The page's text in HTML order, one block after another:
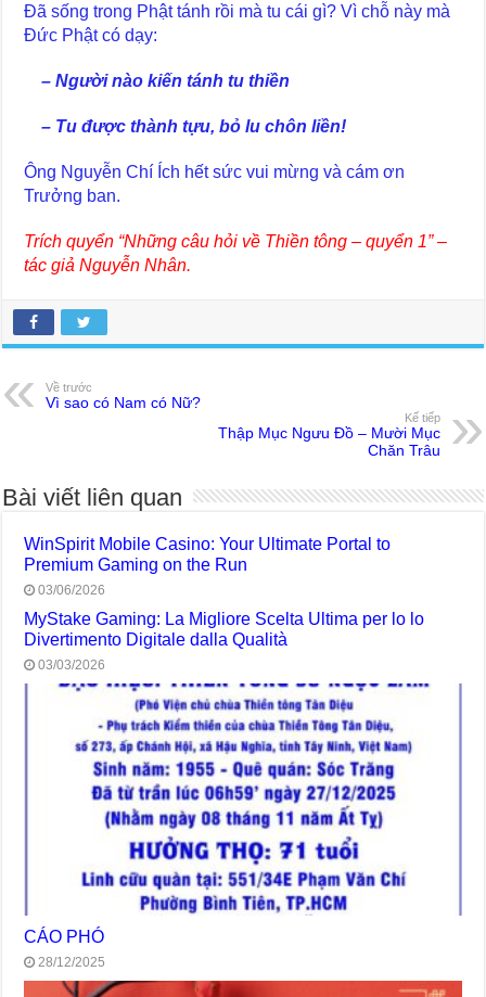
Đã sống trong Phật tánh rồi mà tu cái gì? Vì chỗ này mà
Đức Phật có dạy:
– Người nào kiến tánh tu thiền
– Tu được thành tựu, bỏ lu chôn liền!
Ông Nguyễn Chí Ích hết sức vui mừng và cám ơn
Trưởng ban.
Trích quyển “Những câu hỏi về Thiền tông – quyển 1” –
tác giả Nguyễn Nhân.
Về trước
Vì sao có Nam có Nữ?
Kế tiếp
Thập Mục Ngưu Đồ – Mười Mục
Chăn Trâu
Bài viết liên quan
WinSpirit Mobile Casino: Your Ultimate Portal to
Premium Gaming on the Run
03/06/2026
MyStake Gaming: La Migliore Scelta Ultima per lo lo
Divertimento Digitale dalla Qualità
03/03/2026
CÁO PHÓ
28/12/2025